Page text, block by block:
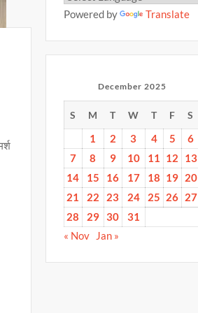
Powered by Translate
December 2025
S M T W T F S
1 2 3 4 5
6
7
8 9 10 11 12
13
14
15 16 17 18 19 20
21
22 23 24 25 26 27
28
29 30
31
« Nov
Jan »